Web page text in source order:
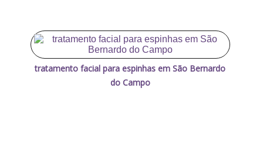
tratamento facial para espinhas em São Bernardo
do Campo